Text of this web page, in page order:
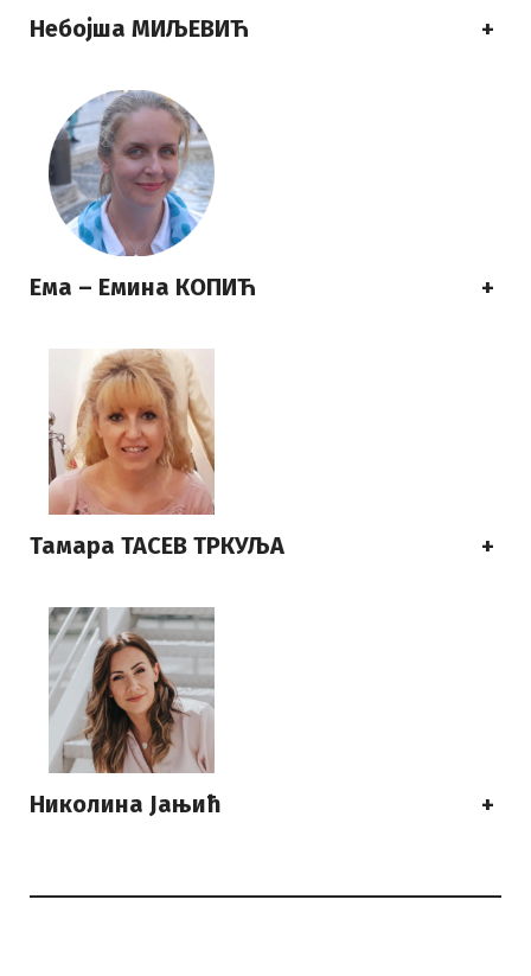
Небојша МИЉЕВИЋ +
Ема – Емина КОПИЋ +
Тамара ТАСЕВ ТРКУЉА +
Николина Јањић +